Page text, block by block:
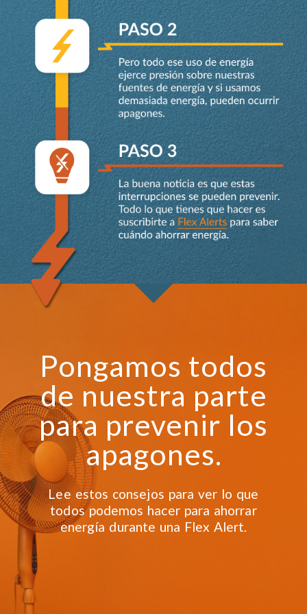
Pongamos todos
de nuestra parte
para prevenir los
apagones.
Lee estos consejos para ver lo que
todos podemos hacer para ahorrar
energía durante una Flex Alert.